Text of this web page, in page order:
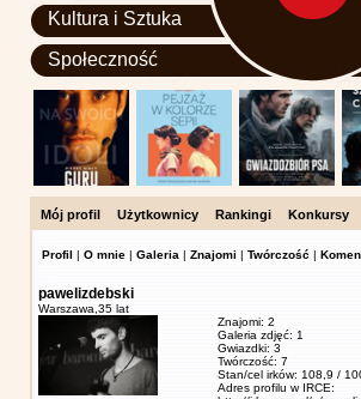
Kultura i Sztuka
Społeczność
Mój profil Użytkownicy Rankingi Konkursy
Profil | O mnie | Galeria | Znajomi | Twórczość |
pawelizdebski
Warszawa, 35 lat
Znajomi: 2
Galeria zdjęć: 1
Gwiazdki: 3
Twórczość: 7
Stan/cel irków: 108,9 /
Adres profilu w IRCE: